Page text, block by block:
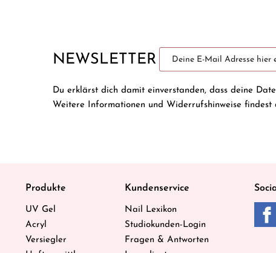
NEWSLETTER
Du erklärst dich damit einverstanden, dass deine
Weitere Informationen und Widerrufshinweise findest
Produkte
UV Gel
Acryl
Versiegler
Kundenservice
Nail Lexikon
Studiokunden-Login
Fragen & Antworten